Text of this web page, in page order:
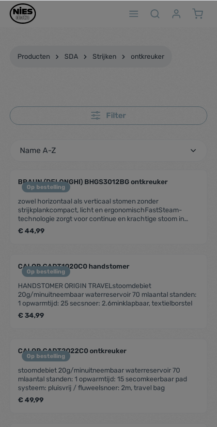
Producten SDA Strijken ontkreuker
Filter
Op bestelling
BRAUN (DELONGHI) BHGS3012BG ontkreuker
zowel horizontaal als verticaal stomen zonder
strijkplankcompact, licht en ergonomischFastSteam-
technologie zorgt voor continue en krachtige stoom in
slechts 45 sec.Dual FreeGlide 3D strijkzool, ICare-
technologie20 gr/min, inclusief borstel, 70ml afneembaar
€ 44,99
Op bestelling
CALOR CADT1020C0 handstomer
HANDSTOMER ORIGIN TRAVELstoomdebiet
20g/minuitneembaar waterreservoir 70 mlaantal standen:
1 opwarmtijd: 25 secsnoer: 2.6minklapbaar, textielborstel
€ 34,99
Op bestelling
CALOR CADT2022C0 ontkreuker
stoomdebiet 20g/minuitneembaar waterreservoir 70
mlaantal standen: 1 opwarmtijd: 15 secomkeerbaar pad
systeem: pluisvrij / fluweelsnoer: 2m, travel bag
€ 49,99